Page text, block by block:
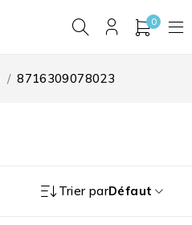
0
/ 8716309078023
Trier parDéfaut